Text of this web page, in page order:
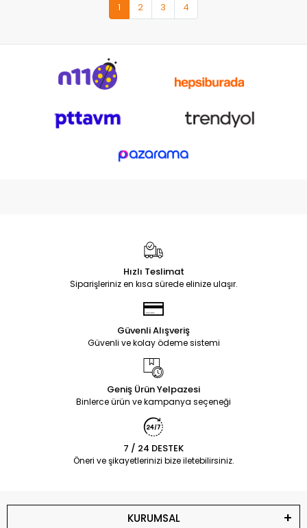
1 2 3 4
Hızlı Teslimat
Siparişleriniz en kısa sürede elinize ulaşır.
Güvenli Alışveriş
Güvenli ve kolay ödeme sistemi
Geniş Ürün Yelpazesi
Binlerce ürün ve kampanya seçeneği
7 / 24 DESTEK
Öneri ve şikayetlerinizi bize iletebilirsiniz.
KURUMSAL